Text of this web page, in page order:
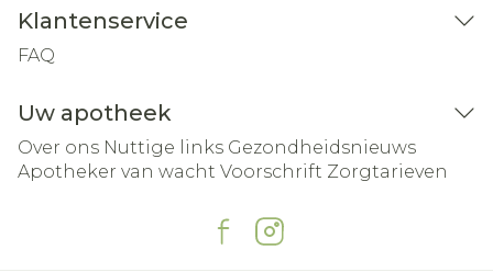
Klantenservice
FAQ
Uw apotheek
Over ons Nuttige links Gezondheidsnieuws
Apotheker van wacht Voorschrift Zorgtarieven